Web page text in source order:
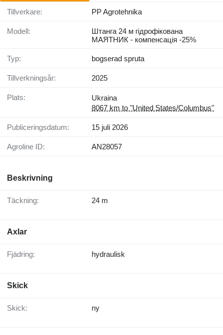
Tillverkare: PP Agrotehnika
Modell:
Штанга 24 м гідрофікована
МАЯТНИК - компенсація -25%
Typ: bogserad spruta
Tillverkningsår: 2025
Plats:
Ukraina
8067 km to "United States/Columbus"
Publiceringsdatum: 15 juli 2026
Agroline ID: AN28057
Beskrivning
Täckning: 24 m
Axlar
Fjädring: hydraulisk
Skick
Skick: ny